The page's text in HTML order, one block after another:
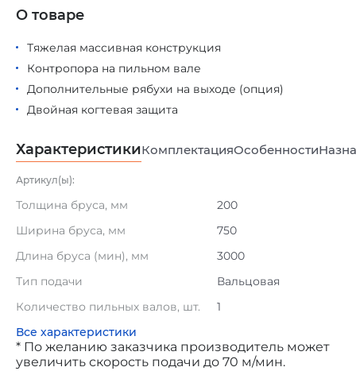
Тяжелая массивная конструкция
Контропора на пильном вале
Дополнительные рябухи на выходе (опция)
Двойная когтевая защита
О товаре
ХарактеристикиКомплектацияОсобенности
Артикул(ы):
Толщина бруса, мм
200
Ширина бруса, мм
750
Длина бруса (мин), мм
3000
Тип подачи
Вальцовая
Количество пильных валов, шт.
1
Все характеристики
* По желанию заказчика производитель может
увеличить скорость подачи до 70 м/мин.